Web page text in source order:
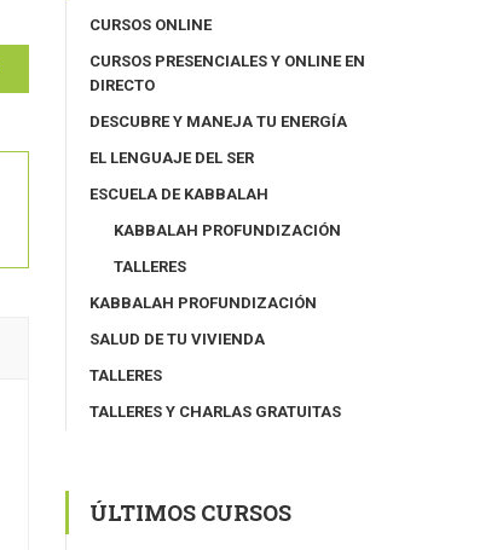
CURSOS ONLINE
CURSOS PRESENCIALES Y ONLINE EN
DIRECTO
DESCUBRE Y MANEJA TU ENERGÍA
EL LENGUAJE DEL SER
ESCUELA DE KABBALAH
KABBALAH PROFUNDIZACIÓN
TALLERES
KABBALAH PROFUNDIZACIÓN
SALUD DE TU VIVIENDA
TALLERES
TALLERES Y CHARLAS GRATUITAS
ÚLTIMOS CURSOS